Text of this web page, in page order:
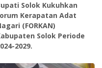
Solok Kukuhkan
Kerapatan Adat
(FORKAN)
Solok Periode
2029.